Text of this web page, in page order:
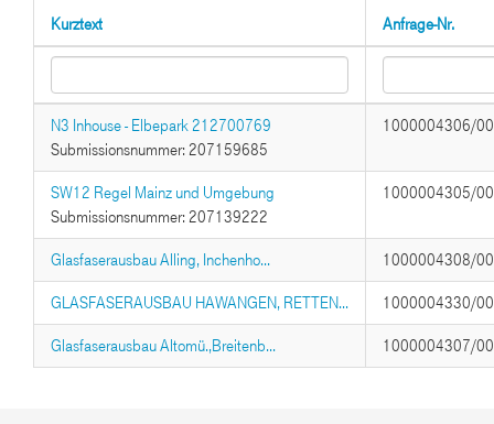
Kurztext Anfrage-Nr.
N3 Inhouse - Elbepark 212700769
Submissionsnummer: 207159685
1000004306/
SW12 Regel Mainz und Umgebung
Submissionsnummer: 207139222
1000004305/
Glasfaserausbau Alling, Inchenho... 1000004308/
GLASFASERAUSBAU HAWANGEN, RETTEN... 1000004330/
Glasfaserausbau Altomü.,Breitenb... 1000004307/